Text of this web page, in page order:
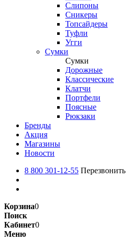
Слипоны
Сникеры
Топсайдеры
Туфли
Угги
Сумки
Сумки
Дорожные
Классические
Клатчи
Портфели
Поясные
Рюкзаки
Бренды
Акция
Магазины
Новости
8 800 301-12-55 Перезвонить
Корзина0
Поиск
Кабинет0
Меню